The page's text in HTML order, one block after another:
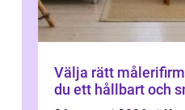
Välja rätt målerifirma i
du ett hållbart och